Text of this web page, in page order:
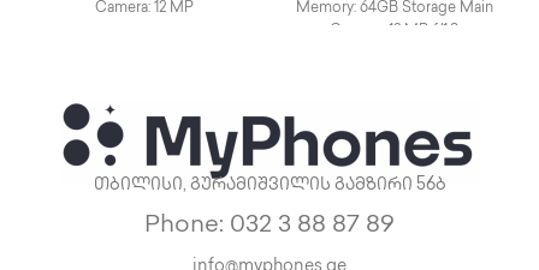
Camera: 12 MP
Memory: 64GB Storage Main
თბილისი, გურამიშვილის გამზირი 56ბ
Phone: 032 3 88 87 89